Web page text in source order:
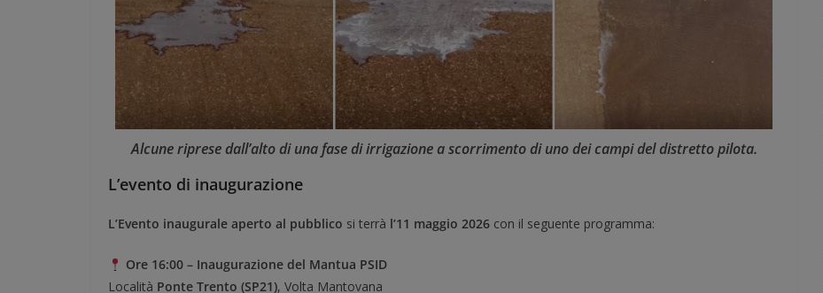
Alcune riprese dall’alto di una fase di irrigazione a scorrimento di uno dei campi del distretto pilota.
L’evento di inaugurazione
L’Evento inaugurale aperto al pubblico si terrà l’11 maggio 2026 con il seguente programma:
Ore 16:00 –Inaugurazione del Mantua PSID
Località Ponte Trento (SP21), Volta Mantovana